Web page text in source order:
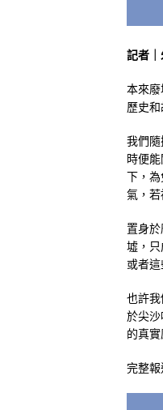
記者
本來
歷史
我們
時便
下，
氣，若
置身
墟，
或者
也許
於尖
的真
完整報